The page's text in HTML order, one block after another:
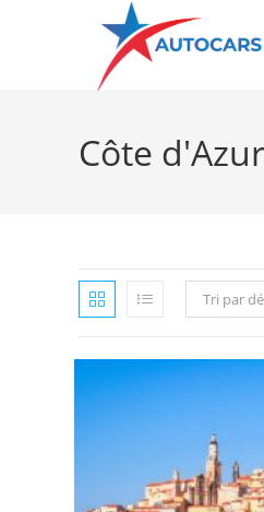
Côte d'Azur
Tri par